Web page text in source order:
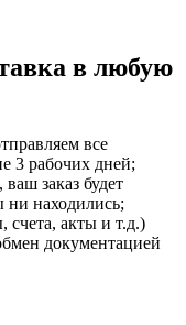
в любую
все
3 рабочих дней;
заказ будет
ни находились;
счета, акты и т.д.)
документацией